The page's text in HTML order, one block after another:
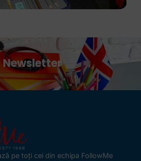
Newsletter
pe toţi cei din echipa FollowMe